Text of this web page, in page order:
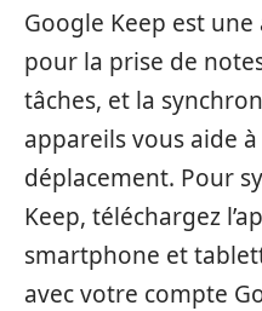
Google Keep est
pour la prise de
tâches, et la
appareils vous aide
déplacement. Pour
Keep, téléchargez
smartphone et
avec votre compte